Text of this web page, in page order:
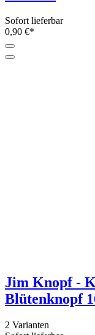
Sofort lieferbar
0,90 €*
Jim Knopf -
Blütenknopf
2 Varianten